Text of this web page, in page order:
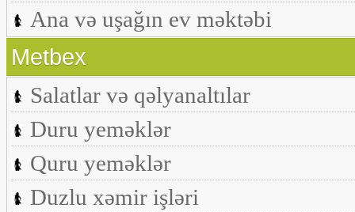
Ana və uşağın ev məktəbi
Metbex
Salatlar və qəlyanaltılar
Duru yeməklər
Quru yeməklər
Duzlu xəmir işləri